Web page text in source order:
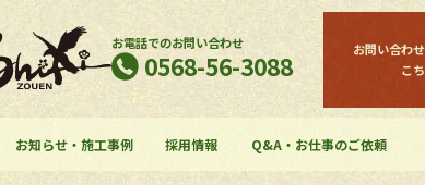
お電話でのお問い合わせ
0568-56-3088
お問い合わ
こ
お知らせ・施工事例 採用情報 Q&A・お仕事のご依頼